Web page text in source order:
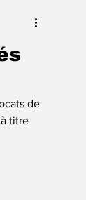
de
titre